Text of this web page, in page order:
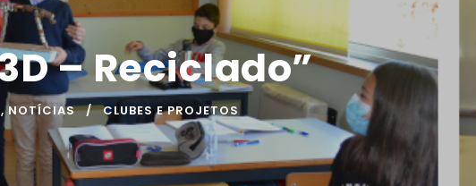
– Reciclado”
, NOTÍCIAS CLUBES E PROJETOS